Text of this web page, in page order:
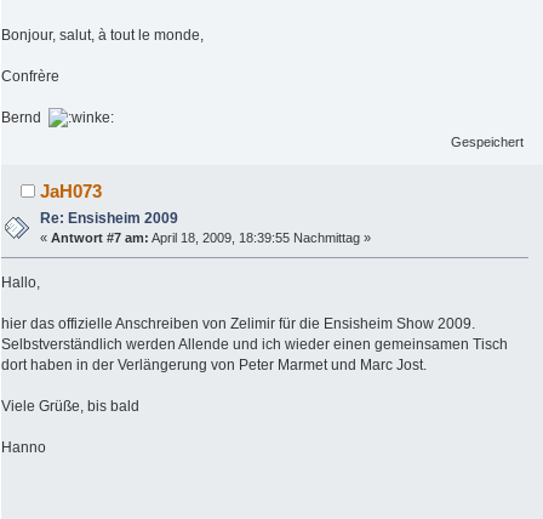
Bonjour, salut, à tout le monde,
Confrère
Bernd
Gespeichert
JaH073
Re: Ensisheim 2009
«Antwort #7 am: April 18, 2009, 18:39:55 Nachmittag »
Hallo,
hier das offizielle Anschreiben von Zelimir für die Ensisheim Show 2009.
Selbstverständlich werden Allende und ich wieder einen gemeinsamen Tisch
dort haben in der Verlängerung von Peter Marmet und Marc Jost.
Viele Grüße, bis bald
Hanno